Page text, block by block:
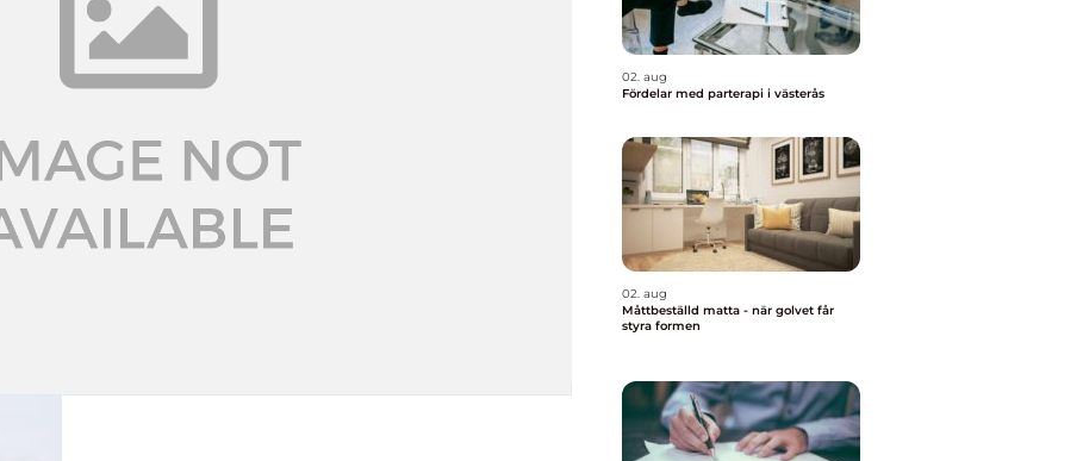
02. aug
Fördelar med parterapi i västerås
02. aug
Måttbeställd matta - när golvet får
styra formen